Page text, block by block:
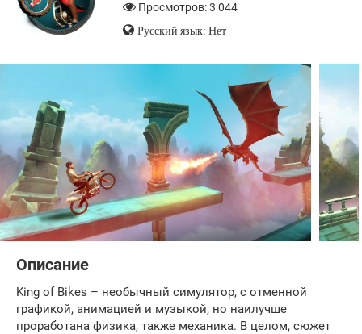
Просмотров: 3 044
Русский язык: Нет
Описание
King of Bikes – необычный симулятор, с отменной
графикой, анимацией и музыкой, но наилучше
проработана физика, также механика. В целом, сюжет